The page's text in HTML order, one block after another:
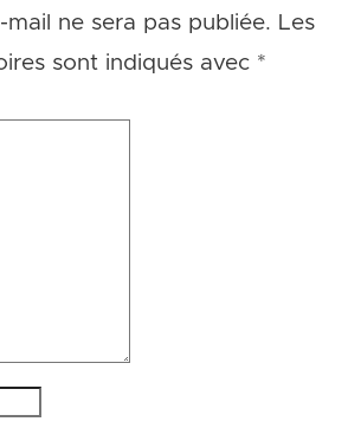
ne sera pas publiée. Les
sont indiqués avec *